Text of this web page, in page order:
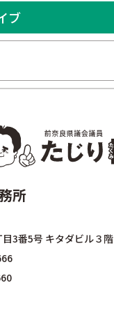
ブ
所
3番5号 キタダビル３階